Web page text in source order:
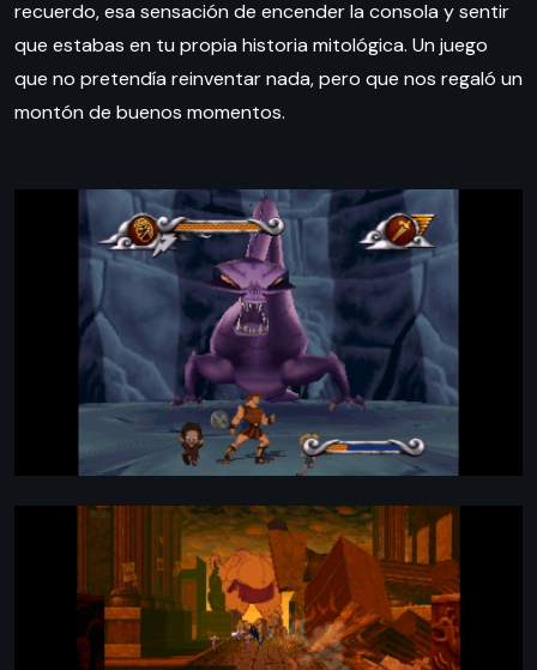
recuerdo, esa sensación de encender la consola y sentir
que estabas en tu propia historia mitológica. Un juego
que no pretendía reinventar nada, pero que nos regaló un
montón de buenos momentos.